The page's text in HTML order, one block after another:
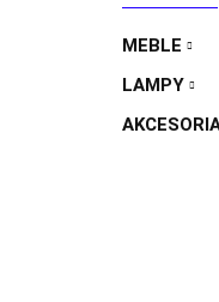
MEBLE
LAMPY